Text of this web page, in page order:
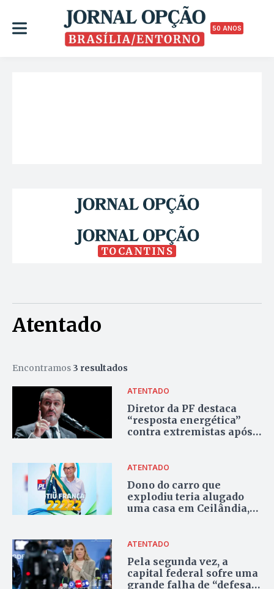
50 ANOS
TOCANTINS
Atentado
Encontramos 3 resultados
ATENTADO
Diretor da PF destaca
“resposta energética”
contra extremistas após
ATENTADO
Dono do carro que
explodiu teria alugado
uma casa em Ceilândia,
ATENTADO
Pela segunda vez, a
capital federal sofre uma
grande falha de “defesa”